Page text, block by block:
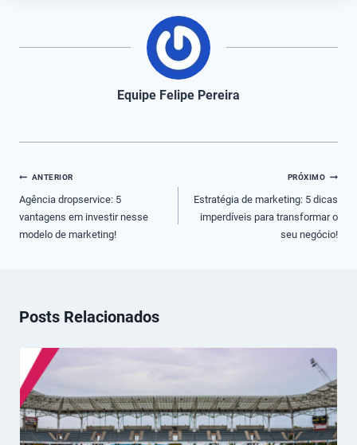
Equipe Felipe Pereira
Navegação
de
Post
ANTERIOR
Agência dropservice: 5
vantagens em investir nesse
modelo de marketing!
PRÓXIMO
Estratégia de marketing: 5 dicas
imperdíveis para transformar o
seu negócio!
Posts Relacionados